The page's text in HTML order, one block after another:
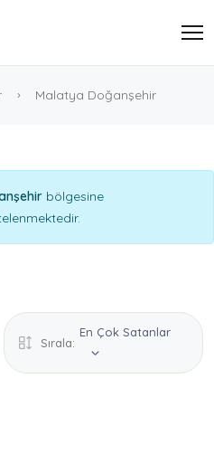
Malatya Doğanşehir
bölgesine
Sırala:
En Çok Satanlar